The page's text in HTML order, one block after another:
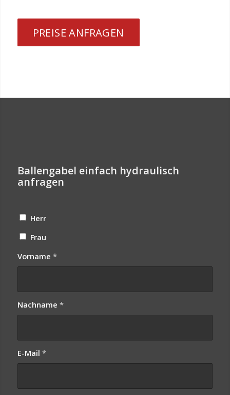
PREISE ANFRAGEN
Ballengabel einfach hydraulisch
anfragen
Herr
Frau
Vorname *
Nachname *
E-Mail *